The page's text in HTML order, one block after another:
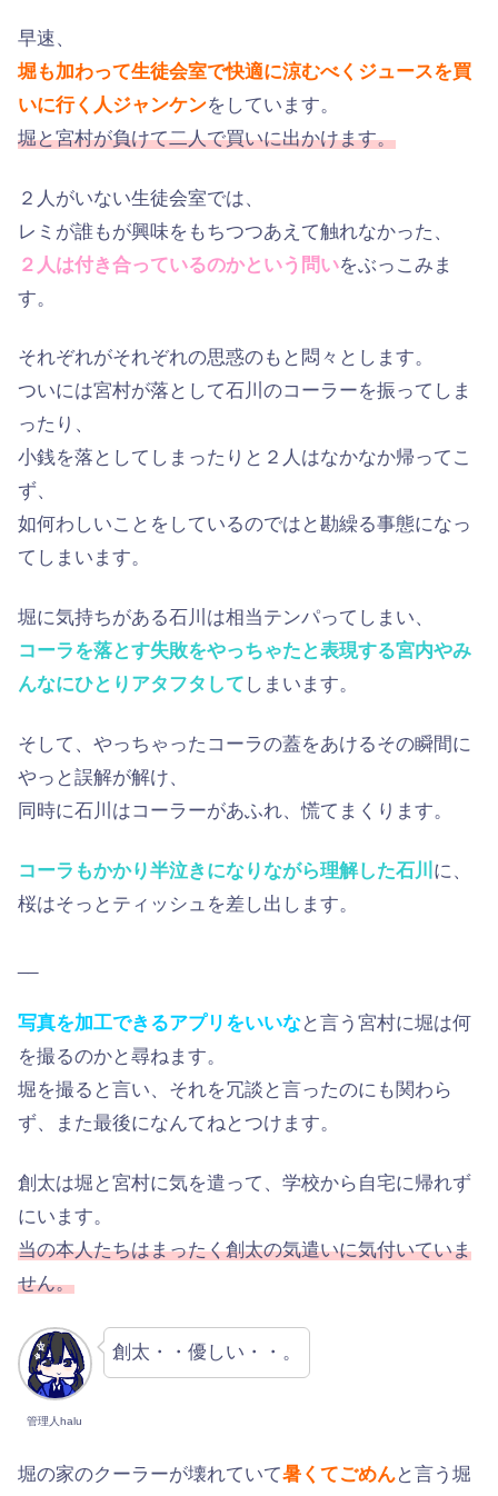
早速、
堀も加わって生徒会室で快適に涼むべくジュースを買
いに行く人ジャンケンをしています。
堀と宮村が負けて二人で買いに出かけます。
２人がいない生徒会室では、
レミが誰もが興味をもちつつあえて触れなかった、
２人は付き合っているのかという問いをぶっこみま
す。
それぞれがそれぞれの思惑のもと悶々とします。
ついには宮村が落として石川のコーラーを振ってしま
ったり、
小銭を落としてしまったりと２人はなかなか帰ってこ
ず、
如何わしいことをしているのではと勘繰る事態になっ
てしまいます。
堀に気持ちがある石川は相当テンパってしまい、
コーラを落とす失敗をやっちゃたと表現する宮内やみ
んなにひとりアタフタして しまいます。
そして、やっちゃったコーラの蓋をあけるその瞬間に
やっと誤解が解け、
同時に石川はコーラーがあふれ、慌てまくります。
コーラもかかり半泣きになりながら理解した石川 に、
桜はそっとティッシュを差し出します。
写真を加工できるアプリをいいなと言う宮村に堀は何
を撮るのかと尋ねます。
堀を撮ると言い、それを冗談と言ったのにも関わら
ず、また最後になんてねとつけます。
創太は堀と宮村に気を遣って、学校から自宅に帰れず
にいます。
当の本人たちはまったく創太の気遣いに気付いていま
せん。
管理人halu
創太・・優しい・・。
堀の家のクーラーが壊れていて暑くてごめんと言う堀